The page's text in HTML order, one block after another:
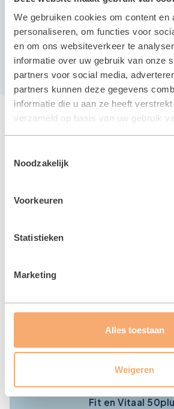
We gebruiken cookies om content en
personaliseren, om functies voor
en om ons websiteverkeer te
informatie over uw gebruik van onze
partners voor social media,
partners kunnen deze gegevens
informatie die u aan ze heeft
verzameld op basis van uw gebruik
Noodzakelijk
Voorkeuren
Statistieken
Marketing
Alles toestaan
Weigeren
81,50 badenkaart
Andere activiteiten
Zwemles voor
Zwemles voor
Fit en Vitaal